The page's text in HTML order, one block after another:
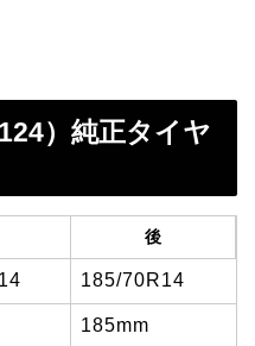
）純正タイヤ
後
185/70R14
185mm